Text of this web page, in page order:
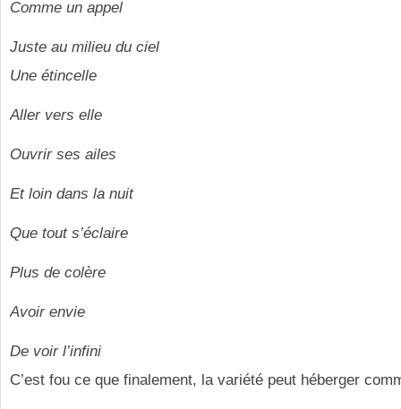
Comme un appel
Juste au milieu du ciel
Une étincelle
Aller vers elle
Ouvrir ses ailes
Et loin dans la nuit
Que tout s’éclaire
Plus de colère
Avoir envie
De voir l’infini
C’est fou ce que finalement, la variété peut héberger